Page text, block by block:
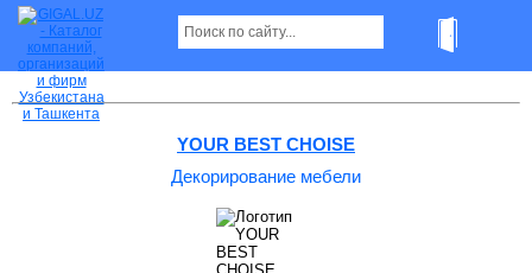
Декорирование мебели в Ташкенте
YOUR BEST CHOISE
Декорирование мебели